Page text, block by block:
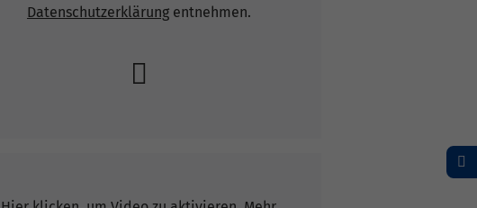
Datenschutzerklärungentnehmen.